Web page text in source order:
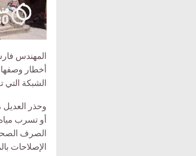
المهندس
أخطار وصفها
الشبكة التي تجاوز عمرها 25
وحذر
أو تسرب
الإصلاحات